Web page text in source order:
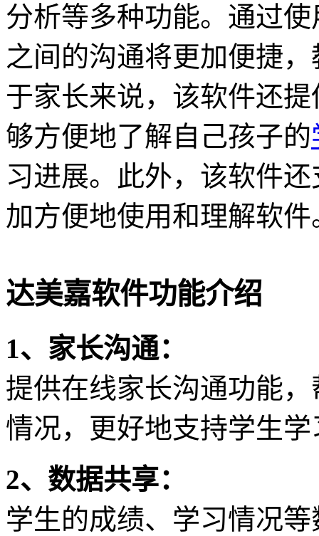
分析等多种功能。通过
之间的沟通将更加便捷
于家长来说，该软件还
够方便地了解自己孩子的
习进展。此外，该软件
加方便地使用和理解软件
达美嘉软件功能介绍
1、家长沟通：
提供在线家长沟通功能
情况，更好地支持学生学
2、数据共享：
学生的成绩、学习情况